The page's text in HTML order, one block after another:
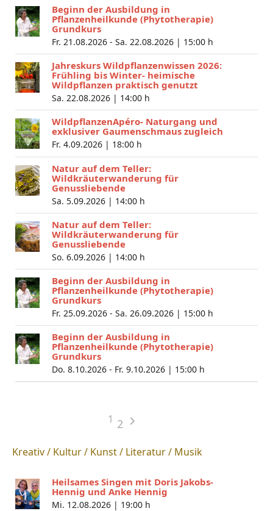
Beginn der Ausbildung in
Pflanzenheilkunde (Phytotherapie)
Grundkurs
Fr. 21.08.2026 - Sa. 22.08.2026 | 15:00 h
Jahreskurs Wildpflanzenwissen 2026:
Frühling bis Winter- heimische
Wildpflanzen praktisch genutzt
Sa. 22.08.2026 | 14:00 h
WildpflanzenApéro- Naturgang und
exklusiver Gaumenschmaus zugleich
Fr. 4.09.2026 | 18:00 h
Natur auf dem Teller:
Wildkräuterwanderung für
Genussliebende
Sa. 5.09.2026 | 14:00 h
Natur auf dem Teller:
Wildkräuterwanderung für
Genussliebende
So. 6.09.2026 | 14:00 h
Beginn der Ausbildung in
Pflanzenheilkunde (Phytotherapie)
Grundkurs
Fr. 25.09.2026 - Sa. 26.09.2026 | 15:00 h
Beginn der Ausbildung in
Pflanzenheilkunde (Phytotherapie)
Grundkurs
Do. 8.10.2026 - Fr. 9.10.2026 | 15:00 h
1 2
Kreativ / Kultur / Kunst / Literatur / Musik
Heilsames Singen mit Doris Jakobs-
Hennig und Anke Hennig
Mi. 12.08.2026 | 19:00 h